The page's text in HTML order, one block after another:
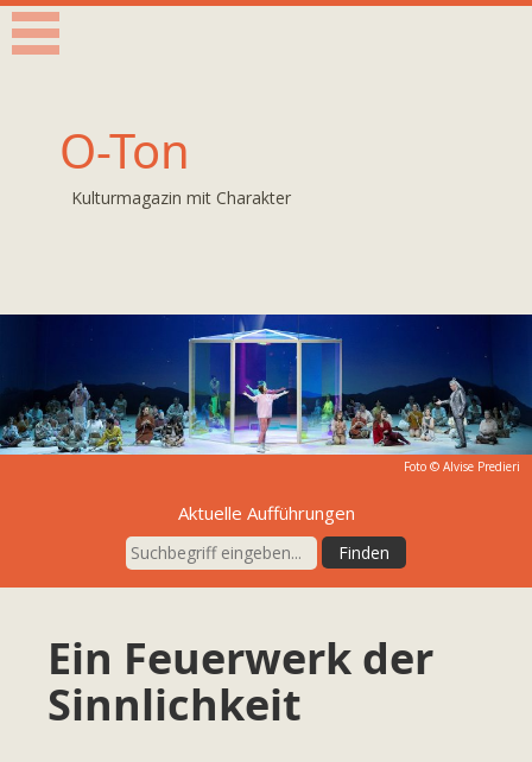
O-Ton
Kulturmagazin mit Charakter
Foto © Alvise Predieri
Aktuelle Aufführungen
Ein Feuerwerk der
Sinnlichkeit